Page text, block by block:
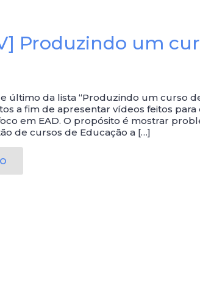
Produzindo um
último da lista “Produzindo um curso
a fim de apresentar vídeos feitos para
em EAD. O propósito é mostrar
de cursos de Educação a […]